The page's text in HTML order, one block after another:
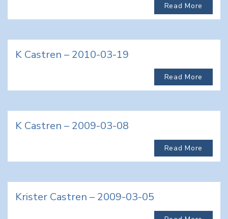
Read More
K Castren – 2010-03-19
Read More
K Castren – 2009-03-08
Read More
Krister Castren – 2009-03-05